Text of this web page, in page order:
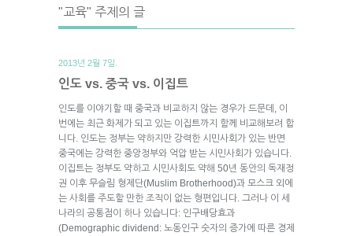
"교육" 주제의 글
2013년 2월 7일.
인도 vs. 중국 vs. 이집트
인도를 이야기할 때 중국과 비교하지 않는 경우가 드문데, 이
번에는 최근 화제가 되고 있는 이집트까지 함께 비교해보려 합
니다. 인도는 정부는 약하지만 강력한 시민사회가 있는 반면
중국에는 강력한 중앙정부와 억압 받는 시민사회가 있습니다.
이집트는 정부도 약하고 시민사회도 약해 50년 동안의 독재정
권 이후 무슬림 형제단(Muslim Brotherhood)과 모스크 외에
는 사회를 주도할 만한 조직이 없는 형편입니다. 그러나 이 세
나라의 공통점이 하나 있습니다: 인구배당효과
(Demographic dividend: 노동인구 숫자의 증가에 따른 경제